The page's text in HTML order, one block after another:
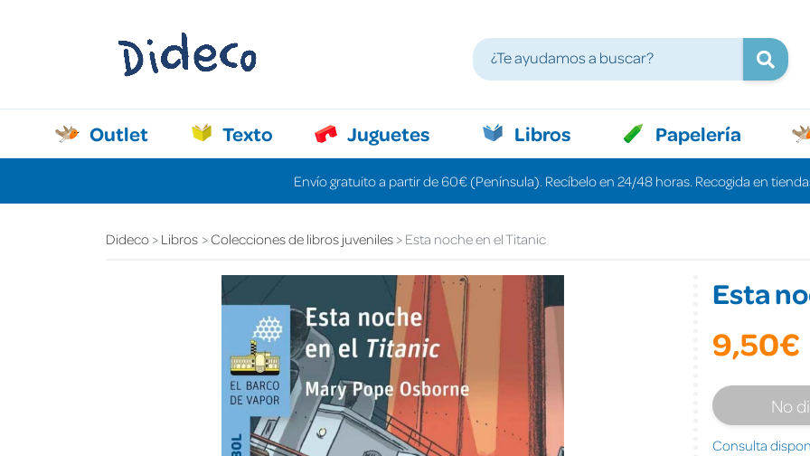
Outlet Texto Juguetes Libros Papelería
Envío gratuito a partir de 60€ (Península). Recíbelo en 24/48 horas. Recogida en
Dideco Libros Colecciones de libros juveniles Esta noche en el Titanic
Esta
9,50€
No
Consulta